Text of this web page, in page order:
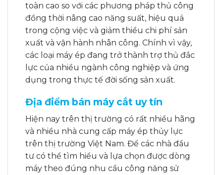
toàn cao so với các phương pháp thủ công
đồng thời nâng cao năng suất, hiệu quả
trong cộng việc và giảm thiểu chi phí sản
xuất và vận hành nhân công. Chính vì vậy,
các loại máy ép đang trở thành trợ thủ đắc
lực của nhiều ngành công nghiệp và ứng
dụng trong thực tế đời sống sản xuất.
Địa điểm bán máy cắt uy tín
Hiện nay trên thị trường có rất nhiều hãng
và nhiều nhà cung cấp máy ép thủy lực
trên thị trường Việt Nam. Để các nhà đầu
tư có thể tìm hiểu và lựa chọn được dòng
máy theo đúng nhu cầu công năng sử